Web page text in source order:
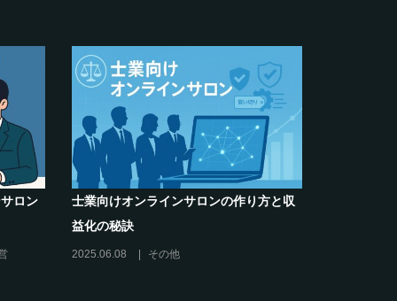
ロン
士業向けオンラインサロンの作り方と収
益化の秘訣
2025.06.08 その他